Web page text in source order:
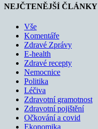
NEJČTENĚJŠÍ ČLÁNKY
Vše
Komentáře
Zdravé Zprávy
E-health
Zdravé recepty
Nemocnice
Politika
Léčiva
Zdravotní gramotnost
Zdravotní pojištění
Očkování a covid
Ekonomika